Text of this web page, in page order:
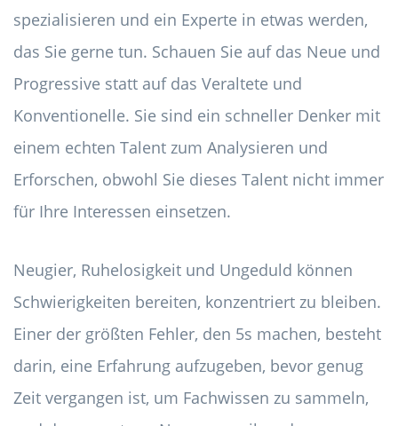
spezialisieren und ein Experte in etwas werden,
das Sie gerne tun. Schauen Sie auf das Neue und
Progressive statt auf das Veraltete und
Konventionelle. Sie sind ein schneller Denker mit
einem echten Talent zum Analysieren und
Erforschen, obwohl Sie dieses Talent nicht immer
für Ihre Interessen einsetzen.
Neugier, Ruhelosigkeit und Ungeduld können
Schwierigkeiten bereiten, konzentriert zu bleiben.
Einer der größten Fehler, den 5s machen, besteht
darin, eine Erfahrung aufzugeben, bevor genug
Zeit vergangen ist, um Fachwissen zu sammeln,